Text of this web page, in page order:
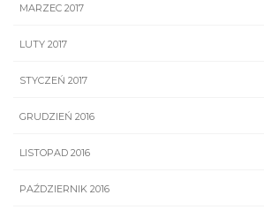
MARZEC 2017
LUTY 2017
STYCZEŃ 2017
GRUDZIEŃ 2016
LISTOPAD 2016
PAŹDZIERNIK 2016